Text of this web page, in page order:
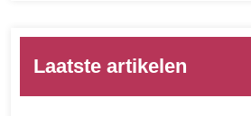
Laatste artikelen